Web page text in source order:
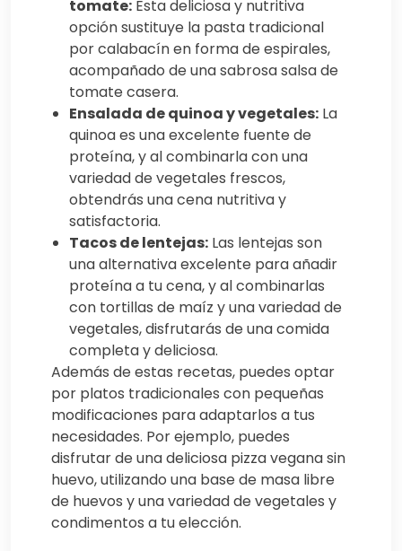
tomate: Esta deliciosa y nutritiva
opción sustituye la pasta tradicional
por calabacín en forma de espirales,
acompañado de una sabrosa salsa de
tomate casera.
Ensalada de quinoa y vegetales: La
quinoa es una excelente fuente de
proteína, y al combinarla con una
variedad de vegetales frescos,
obtendrás una cena nutritiva y
satisfactoria.
Tacos de lentejas: Las lentejas son
una alternativa excelente para añadir
proteína a tu cena, y al combinarlas
con tortillas de maíz y una variedad de
vegetales, disfrutarás de una comida
completa y deliciosa.
Además de estas recetas, puedes optar
por platos tradicionales con pequeñas
modificaciones para adaptarlos a tus
necesidades. Por ejemplo, puedes
disfrutar de una deliciosa pizza vegana sin
huevo, utilizando una base de masa libre
de huevos y una variedad de vegetales y
condimentos a tu elección.